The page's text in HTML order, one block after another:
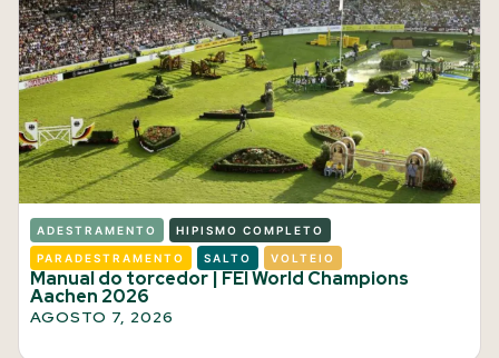
ADESTRAMENTO HIPISMO COMPLETO
PARADESTRAMENTO SALTO VOLTEIO
Manual do torcedor | FEI World Champions
Aachen 2026
AGOSTO 7, 2026